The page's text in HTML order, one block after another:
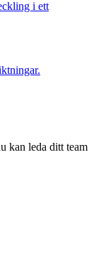
i ett
kan leda ditt team